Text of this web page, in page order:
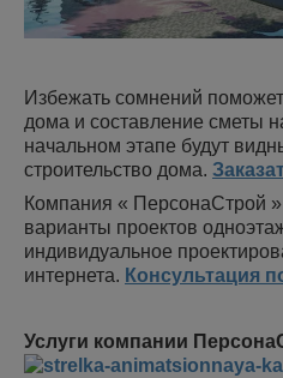
Избежать сомнений
дома и составление сметы
начальном этапе будут
строительство дома.
Компания « ПерсонаСтрой »
варианты проектов
индивидуальное
интернета. Консультация
Услуги компании